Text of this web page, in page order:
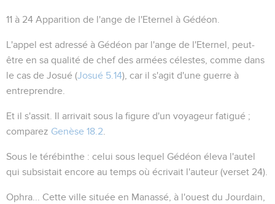
11 à 24 Apparition de l'ange de l'Eternel à Gédéon.
L'appel est adressé à Gédéon par l'ange de l'Eternel, peut-
être en sa qualité de chef des armées célestes, comme dans
le cas de Josué (Josué 5.14), car il s'agit d'une guerre à
entreprendre.
Et il s'assit . Il arrivait sous la figure d'un voyageur fatigué ;
comparez Genèse 18.2
Sous le térébinthe : celui sous lequel Gédéon éleva l'autel
qui subsistait encore au temps où écrivait l'auteur (verset 24).
Ophra...
Cette ville située en Manassé, à l'ouest du Jourdain,